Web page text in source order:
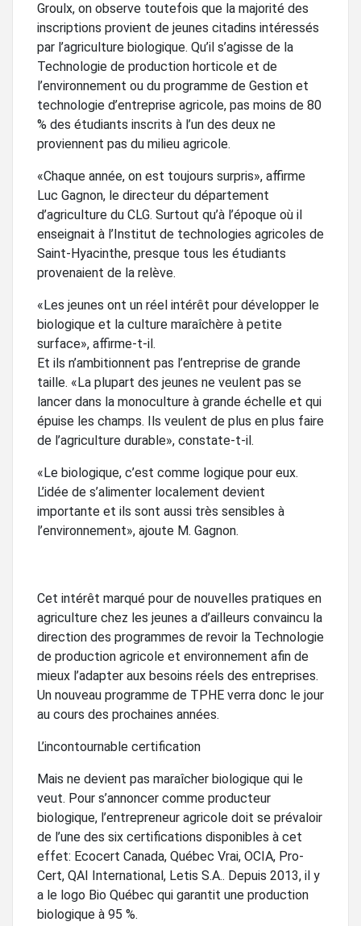
Groulx, on observe toutefois que la majorité des
inscriptions provient de jeunes citadins intéressés
par l’agriculture biologique. Qu’il s’agisse de la
Technologie de production horticole et de
l’environnement ou du programme de Gestion et
technologie d’entreprise agricole, pas moins de 80
% des étudiants inscrits à l’un des deux ne
proviennent pas du milieu agricole.
«Chaque année, on est toujours surpris», affirme
Luc Gagnon, le directeur du département
d’agriculture du CLG. Surtout qu’à l’époque où il
enseignait à l’Institut de technologies agricoles de
Saint-Hyacinthe, presque tous les étudiants
provenaient de la relève.
«Les jeunes ont un réel intérêt pour développer le
biologique et la culture maraîchère à petite
surface», affirme-t-il.
Et ils n’ambitionnent pas l’entreprise de grande
taille. «La plupart des jeunes ne veulent pas se
lancer dans la monoculture à grande échelle et qui
épuise les champs. Ils veulent de plus en plus faire
de l’agriculture durable», constate-t-il.
«Le biologique, c’est comme logique pour eux.
L’idée de s’alimenter localement devient
importante et ils sont aussi très sensibles à
l’environnement», ajoute M. Gagnon.
Cet intérêt marqué pour de nouvelles pratiques en
agriculture chez les jeunes a d’ailleurs convaincu la
direction des programmes de revoir la Technologie
de production agricole et environnement afin de
mieux l’adapter aux besoins réels des entreprises.
Un nouveau programme de TPHE verra donc le jour
au cours des prochaines années.
L’incontournable certification
Mais ne devient pas maraîcher biologique qui le
veut. Pour s’annoncer comme producteur
biologique, l’entrepreneur agricole doit se prévaloir
de l’une des six certifications disponibles à cet
effet: Ecocert Canada, Québec Vrai, OCIA, Pro-
Cert, QAI International, Letis S.A.. Depuis 2013, il y
a le logo Bio Québec qui garantit une production
biologique à 95 %.